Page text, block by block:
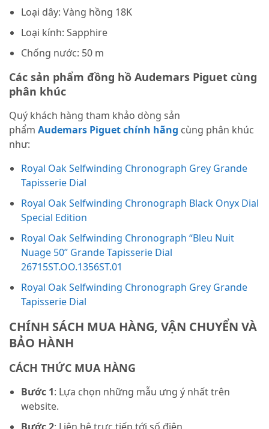
Loại dây: Vàng hồng 18K
Loại kính: Sapphire
Chống nước: 50 m
Các sản phẩm đồng hồ Audemars Piguet cùng
phân khúc
Quý khách hàng tham khảo dòng sản
phẩm Audemars Piguet chính hãng cùng phân khúc
như:
Royal Oak Selfwinding Chronograph Grey Grande
Tapisserie Dial
Royal Oak Selfwinding Chronograph Black Onyx Dial
Special Edition
Royal Oak Selfwinding Chronograph “Bleu Nuit
Nuage 50” Grande Tapisserie Dial
26715ST.OO.1356ST.01
Royal Oak Selfwinding Chronograph Grey Grande
Tapisserie Dial
CHÍNH SÁCH MUA HÀNG, VẬN CHUYỂN VÀ
BẢO HÀNH
CÁCH THỨC MUA HÀNG
Bước 1: Lựa chọn những mẫu ưng ý nhất trên
website.
Bước 2: Liên hệ trực tiếp tới số điện